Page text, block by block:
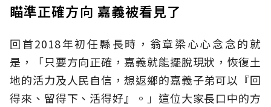
瞄準正確方向 嘉義被看見了
回首2018年初任縣長時，翁章梁心心念念的就
是，「只要方向正確，嘉義就能擺脫現狀，恢復土
地的活力及人民自信，想返鄉的嘉義子弟可以『回
得來、留得下、活得好』。」這位大家長口中的方